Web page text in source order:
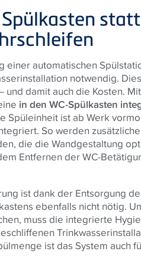
einer automatischen
notwendig.
und damit auch die Kosten.
in den WC-Spülkasten
Spüleinheit ist ab Werk
So werden
die die Wandgestaltung
Entfernen der WC-
ist dank der Entsorgung
ebenfalls nicht nötig.
muss die integrierte
ist das System auch